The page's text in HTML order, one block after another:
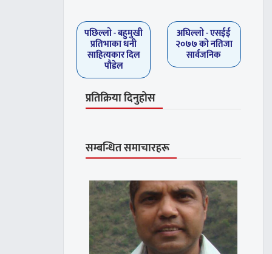
पछिल्लाे -बहुमुखी
प्रतिभाका धनी
साहित्यकार दिल
पौडेल
अघिल्लाे -एसईई
२०७७ को नतिजा
सार्वजनिक
प्रतिक्रिया दिनुहोस
सम्बन्धित समाचारहरू